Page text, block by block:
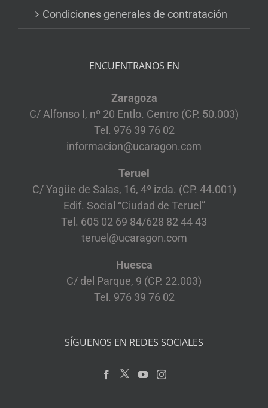
Condiciones generales de contratación
ENCUENTRANOS EN
Zaragoza
C/ Alfonso I, nº 20 Entlo. Centro (CP. 50.003)
Tel. 976 39 76 02
informacion@ucaragon.com
Teruel
C/ Yagüe de Salas, 16, 4º izda. (CP. 44.001)
Edif. Social “Ciudad de Teruel”
Tel. 605 02 69 84/628 82 44 43
teruel@ucaragon.com
Huesca
C/ del Parque, 9 (CP. 22.003)
Tel. 976 39 76 02
SÍGUENOS EN REDES SOCIALES